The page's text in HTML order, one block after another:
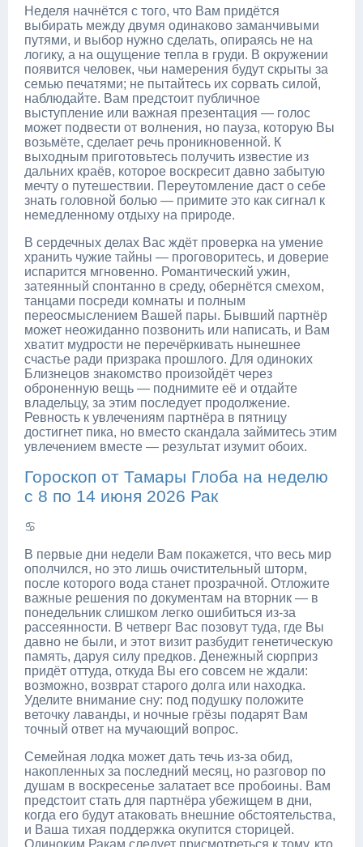
Неделя начнётся с того, что Вам придётся
выбирать между двумя одинаково заманчивыми
путями, и выбор нужно сделать, опираясь не на
логику, а на ощущение тепла в груди. В окружении
появится человек, чьи намерения будут скрыты за
семью печатями; не пытайтесь их сорвать силой,
наблюдайте. Вам предстоит публичное
выступление или важная презентация — голос
может подвести от волнения, но пауза, которую Вы
возьмёте, сделает речь проникновенной. К
выходным приготовьтесь получить известие из
дальних краёв, которое воскресит давно забытую
мечту о путешествии. Переутомление даст о себе
знать головной болью — примите это как сигнал к
немедленному отдыху на природе.
В сердечных делах Вас ждёт проверка на умение
хранить чужие тайны — проговоритесь, и доверие
испарится мгновенно. Романтический ужин,
затеянный спонтанно в среду, обернётся смехом,
танцами посреди комнаты и полным
переосмыслением Вашей пары. Бывший партнёр
может неожиданно позвонить или написать, и Вам
хватит мудрости не перечёркивать нынешнее
счастье ради призрака прошлого. Для одиноких
Близнецов знакомство произойдёт через
оброненную вещь — поднимите её и отдайте
владельцу, за этим последует продолжение.
Ревность к увлечениям партнёра в пятницу
достигнет пика, но вместо скандала займитесь этим
увлечением вместе — результат изумит обоих.
Гороскоп от Тамары Глоба на неделю
с 8 по 14 июня 2026 Рак
♋
В первые дни недели Вам покажется, что весь мир
ополчился, но это лишь очистительный шторм,
после которого вода станет прозрачной. Отложите
важные решения по документам на вторник — в
понедельник слишком легко ошибиться из-за
рассеянности. В четверг Вас позовут туда, где Вы
давно не были, и этот визит разбудит генетическую
память, даруя силу предков. Денежный сюрприз
придёт оттуда, откуда Вы его совсем не ждали:
возможно, возврат старого долга или находка.
Уделите внимание сну: под подушку положите
веточку лаванды, и ночные грёзы подарят Вам
точный ответ на мучающий вопрос.
Семейная лодка может дать течь из-за обид,
накопленных за последний месяц, но разговор по
душам в воскресенье залатает все пробоины. Вам
предстоит стать для партнёра убежищем в дни,
когда его будут атаковать внешние обстоятельства,
и Ваша тихая поддержка окупится сторицей.